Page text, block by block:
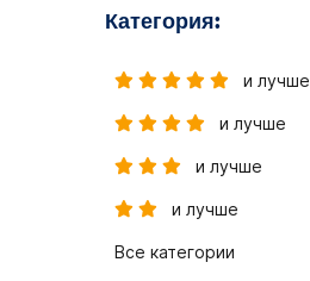
Категория:
и лучше
и лучше
и лучше
и лучше
Все категории